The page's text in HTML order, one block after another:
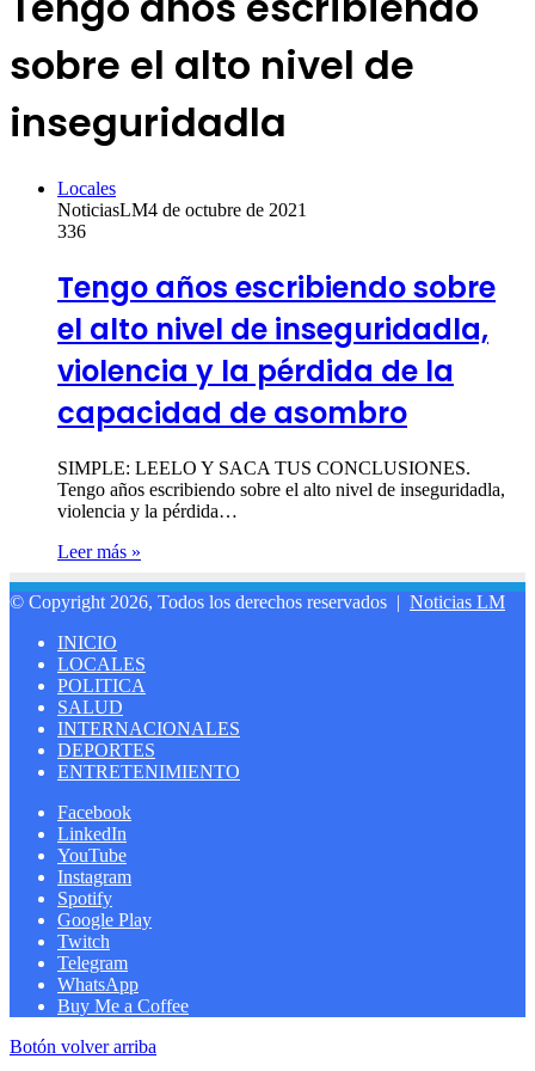
sobre el alto nivel de
inseguridadla
Locales
NoticiasLM4 de octubre de 2021
336
Tengo años escribiendo sobre
el alto nivel de inseguridadla,
violencia y la pérdida de la
capacidad de asombro
SIMPLE: LEELO Y SACA TUS CONCLUSIONES.
Tengo años escribiendo sobre el alto nivel de inseguridadla,
violencia y la pérdida…
Leer más »
© Copyright 2026, Todos los derechos reservados | Noticias LM
INICIO
LOCALES
POLITICA
SALUD
INTERNACIONALES
DEPORTES
ENTRETENIMIENTO
Facebook
LinkedIn
YouTube
Instagram
Spotify
Google Play
Twitch
Telegram
WhatsApp
Buy Me a Coffee
Botón volver arriba